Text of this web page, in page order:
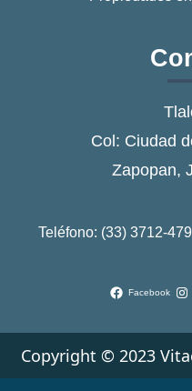
Col: Ciudad
Zapopan,
Teléfono: (33) 3712-
Facebook
Copyright © 2023